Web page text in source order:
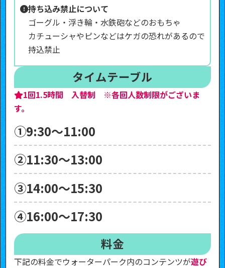
持ち込み禁止について
ゴーグル・浮き輪・水鉄砲などのおもちゃ
カチューシャやピンなどはケガの恐れがあるので
持込禁止
タイムテーブル
1回1.5時間 入替制 ※各回人数制限がございま
す。
①9:30～11:00
②11:30～13:00
③14:00～15:30
④16:00～17:30
料金
下記の料金でウォーターパーク内のコンテンツが遊び